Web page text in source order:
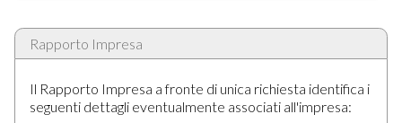
Rapporto Impresa
Il Rapporto Impresa a fronte di unica richiesta identifica i
seguenti dettagli eventualmente associati all'impresa: